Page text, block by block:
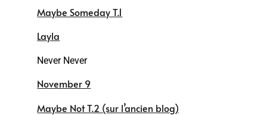
Maybe Someday T.1
Layla
Never Never
November 9
Maybe Not T.2 (sur l’ancien blog)